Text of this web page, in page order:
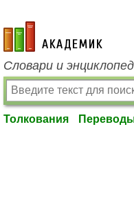
academic.ru
Словари и
Толкования